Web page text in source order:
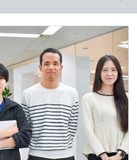
発・運用（大和コネクト証券株式
ン賞受賞
運用（三井住友トラストクラブ株
発（ソニー銀行株式会社 様）
『東急ハーヴェストクラブ』用
東急不動産株式会社 様）
ムの開発（株式会社スポーツオア
）
績を勘案し、給与改定を行いま
・降給が発生します。
ル等を考慮の上、決定いたしま
予定しています。